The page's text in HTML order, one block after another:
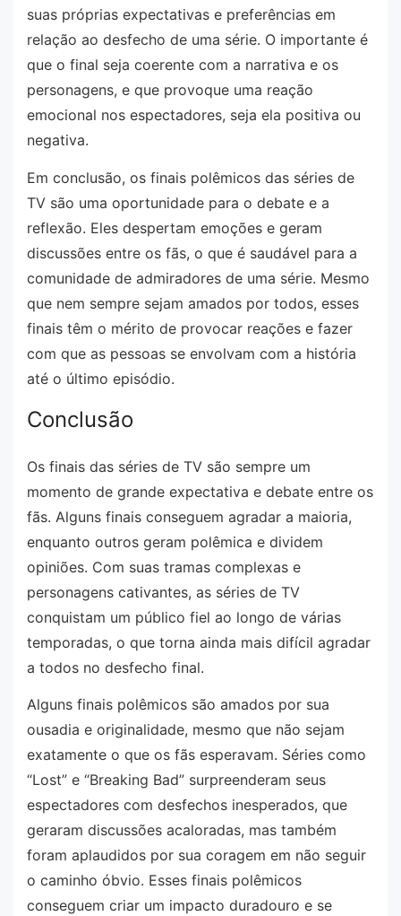
suas próprias expectativas e preferências em
relação ao desfecho de uma série. O importante é
que o final seja coerente com a narrativa e os
personagens, e que provoque uma reação
emocional nos espectadores, seja ela positiva ou
negativa.
Em conclusão, os finais polêmicos das séries de
TV são uma oportunidade para o debate e a
reflexão. Eles despertam emoções e geram
discussões entre os fãs, o que é saudável para a
comunidade de admiradores de uma série. Mesmo
que nem sempre sejam amados por todos, esses
finais têm o mérito de provocar reações e fazer
com que as pessoas se envolvam com a história
até o último episódio.
Conclusão
Os finais das séries de TV são sempre um
momento de grande expectativa e debate entre os
fãs. Alguns finais conseguem agradar a maioria,
enquanto outros geram polêmica e dividem
opiniões. Com suas tramas complexas e
personagens cativantes, as séries de TV
conquistam um público fiel ao longo de várias
temporadas, o que torna ainda mais difícil agradar
a todos no desfecho final.
Alguns finais polêmicos são amados por sua
ousadia e originalidade, mesmo que não sejam
exatamente o que os fãs esperavam. Séries como
“Lost” e “Breaking Bad” surpreenderam seus
espectadores com desfechos inesperados, que
geraram discussões acaloradas, mas também
foram aplaudidos por sua coragem em não seguir
o caminho óbvio. Esses finais polêmicos
conseguem criar um impacto duradouro e se